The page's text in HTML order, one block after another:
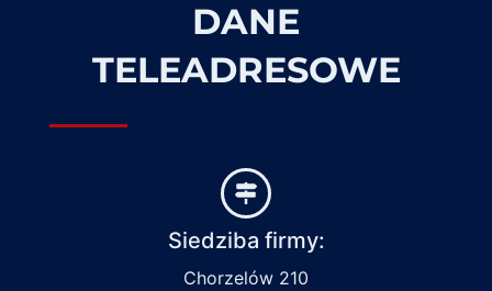
DANE
TELEADRESOWE
Siedziba firmy:
Chorzelów 210